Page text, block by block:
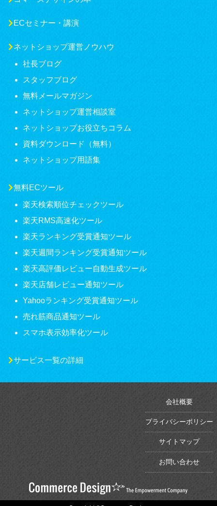
ECセミナー・講演
ネットショップ運営ノウハウ
社長ブログ
スタッフブログ
無料メールマガジン
ネットショップ運営相談室
ネットショップお役立ちコラム
資料ダウンロード（無料）
ネットショップ用語集
無料ECツール
楽天検索順位チェックツール
楽天RMS高速化ツール
楽天ランキング受賞通知ツール
楽天週間ランキング受賞通知ツール
楽天高評価レビュー自動生成ツール
楽天店舗レビュー通知ツール
Yahooランキング受賞通知ツール
売れ筋商品通知ツール
スマホ表示効率化ツール
サービス一覧の詳細
会社概要
プライバシーポリシー
サイトマップ
お問い合わせ